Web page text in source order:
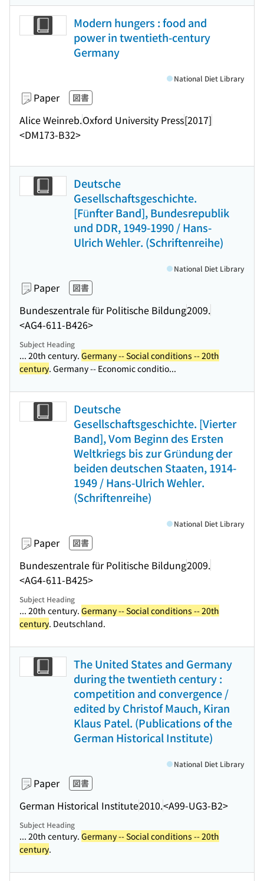
Modern hungers : food and
power in twentieth-century
Germany
Paper 図書
Alice Weinreb.Oxford University Press[2017]
<DM173-B32>
National Diet Library
Deutsche
Gesellschaftsgeschichte.
[Fünfter Band], Bundesrepublik
und DDR, 1949-1990 / Hans-
Ulrich Wehler. (Schriftenreihe)
Paper 図書
Bundeszentrale für Politische Bildung2009.
<AG4-611-B426>
National Diet Library
Subject Heading
... 20th century. Germany -- Social conditions -- 20th
century. Germany -- Economic conditio...
Deutsche
Gesellschaftsgeschichte. [Vierter
Band], Vom Beginn des Ersten
Weltkriegs bis zur Gründung der
beiden deutschen Staaten, 1914-
1949 / Hans-Ulrich Wehler.
(Schriftenreihe)
Paper 図書
Bundeszentrale für Politische Bildung2009.
<AG4-611-B425>
National Diet Library
Subject Heading
... 20th century. Germany -- Social conditions -- 20th
century. Deutschland.
The United States and Germany
during the twentieth century :
competition and convergence /
edited by Christof Mauch, Kiran
Klaus Patel. (Publications of the
German Historical Institute)
Paper 図書
German Historical Institute2010.<A99-UG3-B2>
National Diet Library
Subject Heading
... 20th century. Germany -- Social conditions -- 20th
century.